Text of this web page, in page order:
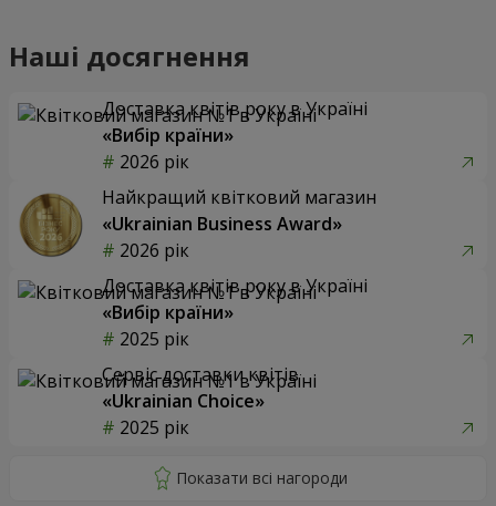
Наші досягнення
Доставка квітів року в Україні
«Вибір країни»
2026 рік
Найкращий квітковий магазин
«Ukrainian Business Award»
2026 рік
Доставка квітів року в Україні
«Вибір країни»
2025 рік
Сервіс доставки квітів
«Ukrainian Choice»
2025 рік